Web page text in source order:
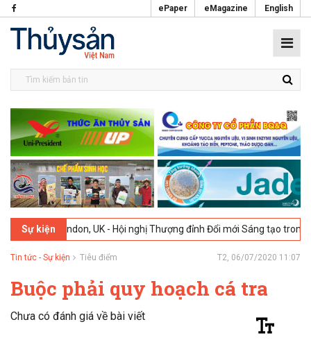
ePaper eMagazine English
Sự kiện
UK - Hội nghị Thượng đỉnh Đổi mới Sáng tạo trong Ngành Thực
Tin tức - Sự kiện Tiêu điểm T2, 06/07/2020 11:07
Buộc phải quy hoạch cá tra
Chưa có đánh giá về bài viết